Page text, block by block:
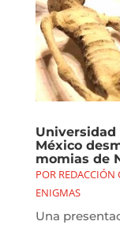
Universidad
México
momias de
POR REDACCIÓN
ENIGMAS
Una